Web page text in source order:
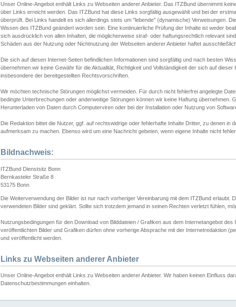
Unser Online-Angebot enthält Links zu Webseiten anderer Anbieter. Das ITZBund übernimmt
über Links erreicht werden. Das ITZBund hat diese Links sorgfältig ausgewählt und bei der
überprüft. Bei Links handelt es sich allerdings stets um "lebende" (dynamische) Verweisungen.
Wissen des ITZBund geändert worden sein. Eine kontinuierliche Prüfung der Inhalte ist weder
sich ausdrücklich von allen Inhalten, die möglicherweise straf- oder haftungsrechtlich relevant
Schäden aus der Nutzung oder Nichtnutzung der Webseiten anderer Anbieter haftet
Die sich auf diesen Internet-Seiten befindlichen Informationen sind sorgfältig und nach besten
übernehmen wir keine Gewähr für die Aktualität, Richtigkeit und Vollständigkeit der sich auf dieser
insbesondere der bereitgestellten Rechtsvorschriften.
Wir möchten technische Störungen möglichst vermeiden. Für durch nicht fehlerfrei angelegte
bedingte Unterbrechungen oder anderweitige Störungen können wir keine Haftung übernehmen.
Herunterladen von Daten durch Computerviren oder bei der Installation oder Nutzung von
Die Redaktion bittet die Nutzer, ggf. auf rechtswidrige oder fehlerhafte Inhalte Dritter, zu denen in
aufmerksam zu machen. Ebenso wird um eine Nachricht gebeten, wenn eigene Inhalte nicht
Bildnachweis:
ITZBund Dienstsitz Bonn
Bernkasteler Straße 8
53175 Bonn
Die Weiterverwendung der Bilder ist nur nach vorheriger Vereinbarung mit dem ITZBund erlaubt.
verwendeten Bilder sind geklärt. Sollte sich trotzdem jemand in seinen Rechten verletzt fühlen,
Nutzungsbedingungen für den Download von Bilddateien / Grafiken aus dem Internetangebot
veröffentlichten Bilder und Grafiken dürfen ohne vorherige Absprache mit der Internetredaktion
und veröffentlicht werden.
Links zu Webseiten anderer Anbieter
Unser Online-Angebot enthält Links zu Webseiten anderer Anbieter. Wir haben keinen Einfluss
Datenschutzbestimmungen einhalten.